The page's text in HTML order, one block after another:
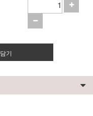
기